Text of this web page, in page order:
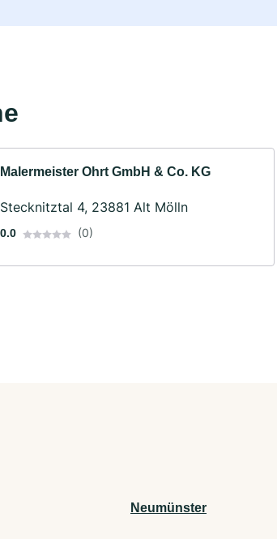
Malermeister Ohrt GmbH & Co. KG
Stecknitztal 4, 23881 Alt Mölln
0.0 (0)
Neumünster